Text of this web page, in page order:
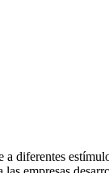
a diferentes